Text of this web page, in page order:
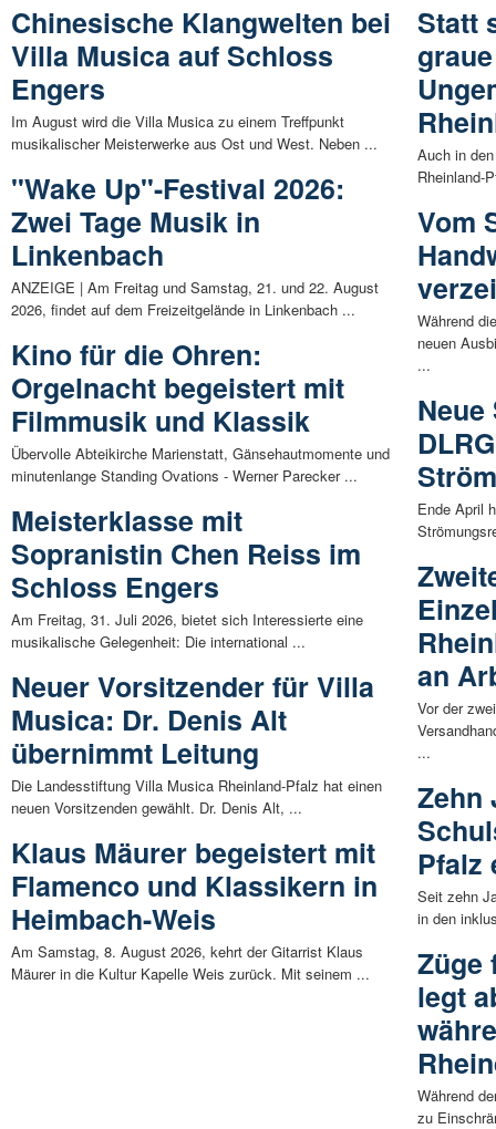
Chinesische Klangwelten bei
Villa Musica auf Schloss
Engers
Im August wird die Villa Musica zu einem Treffpunkt
musikalischer Meisterwerke aus Ost und West. Neben ...
"Wake Up"-Festival 2026:
Zwei Tage Musik in
Linkenbach
ANZEIGE | Am Freitag und Samstag, 21. und 22. August
2026, findet auf dem Freizeitgelände in Linkenbach ...
Kino für die Ohren:
Orgelnacht begeistert mit
Filmmusik und Klassik
Übervolle Abteikirche Marienstatt, Gänsehautmomente und
minutenlange Standing Ovations - Werner Parecker ...
Meisterklasse mit
Sopranistin Chen Reiss im
Schloss Engers
Am Freitag, 31. Juli 2026, bietet sich Interessierte eine
musikalische Gelegenheit: Die international ...
Neuer Vorsitzender für Villa
Musica: Dr. Denis Alt
übernimmt Leitung
Die Landesstiftung Villa Musica Rheinland-Pfalz hat einen
neuen Vorsitzenden gewählt. Dr. Denis Alt, ...
Klaus Mäurer begeistert mit
Flamenco und Klassikern in
Heimbach-Weis
Am Samstag, 8. August 2026, kehrt der Gitarrist Klaus
Mäurer in die Kultur Kapelle Weis zurück. Mit seinem ...
Statt
Auch in
Rheinland-
Vom
Während
neuen
...
Ende April
an
Vor der
...
Zehn
Pfalz
Seit zehn
in den
Züge
legt
Während
zu